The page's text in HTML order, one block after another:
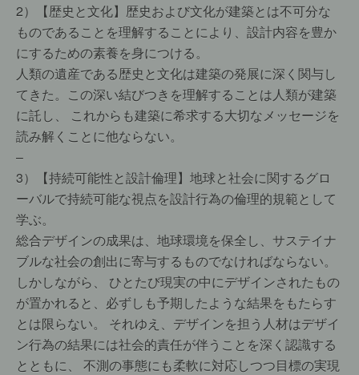
2）【歴史と文化】歴史および文化が建築とは不可分な
ものであることを理解することにより、設計内容を豊か
にするための素養を身につける。
人類の遺産である歴史と文化は建築の発展に深く関与し
てきた。この深い結びつきを理解することは人類が建築
に託し、 これからも建築に希求する大切なメッセージを
読み解くことに他ならない。
–
3）【持続可能性と設計倫理】地球と社会に関するグロ
ーバルで持続可能な視点を設計行為の倫理的規範として
学ぶ。
総合デザインの成果は、地球環境を保全し、サステイナ
ブルな社会の創出に寄与するものでなければならない。
しかしながら、 ひとたび現実の中にデザインされたもの
が置かれると、必ずしも予期したような結果をもたらす
とは限らない。 それゆえ、デザインを担う人材はデザイ
ン行為の結果には社会的責任が伴うことを深く認識する
とともに、 不測の事態にも柔軟に対応しつつ目標の実現